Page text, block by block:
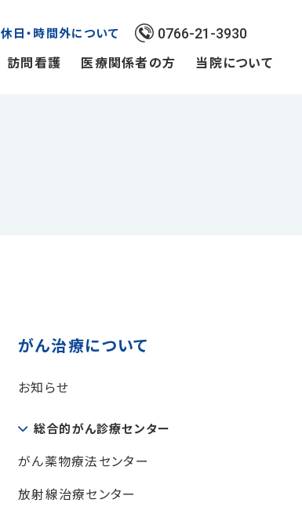
休日・時間外について 0766-21-3930
訪問看護 医療関係者の方 当院について
がん治療について
お知らせ
総合的がん診療センター
がん薬物療法センター
放射線治療センター